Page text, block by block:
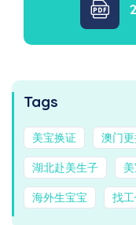
Tags
美宝换证 澳门
湖北赴美生子
海外生宝宝 找